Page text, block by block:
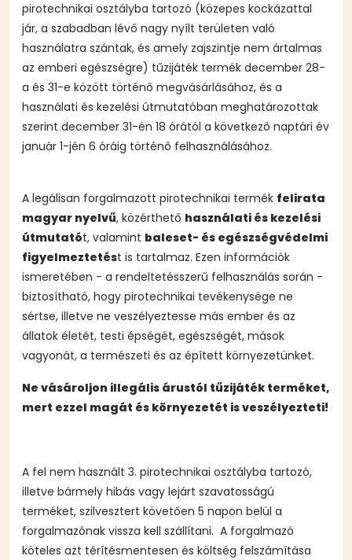
pirotechnikai osztályba tartozó (közepes kockázattal
jár, a szabadban lévő nagy nyílt területen való
használatra szántak, és amely zajszintje nem ártalmas
az emberi egészségre) tűzijáték termék december 28-
a és 31-e között történő megvásárlásához, és a
használati és kezelési útmutatóban meghatározottak
szerint december 31-én 18 órától a következő naptári év
január 1-jén 6 óráig történő felhasználásához.
A legálisan forgalmazott pirotechnikai termék felirata
magyar nyelvű, közérthető használati és kezelési
útmutatót, valamint baleset- és egészségvédelmi
figyelmeztetést is tartalmaz. Ezen információk
ismeretében - a rendeltetésszerű felhasználás során -
biztosítható, hogy pirotechnikai tevékenysége ne
sértse, illetve ne veszélyeztesse más ember és az
állatok életét, testi épségét, egészségét, mások
vagyonát, a természeti és az épített környezetünket.
Ne vásároljon illegális árustól tűzijáték terméket,
mert ezzel magát és környezetét is veszélyezteti!
A fel nem használt 3. pirotechnikai osztályba tartozó,
illetve bármely hibás vagy lejárt szavatosságú
terméket, szilvesztert követően 5 napon belül a
forgalmazónak vissza kell szállítani. A forgalmazó
köteles azt térítésmentesen és költség felszámítása